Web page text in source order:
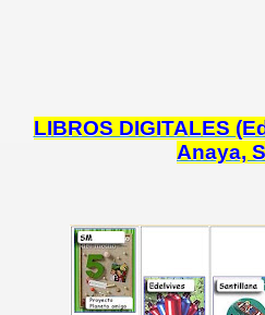
LIBROS DIGITALES
Anaya,